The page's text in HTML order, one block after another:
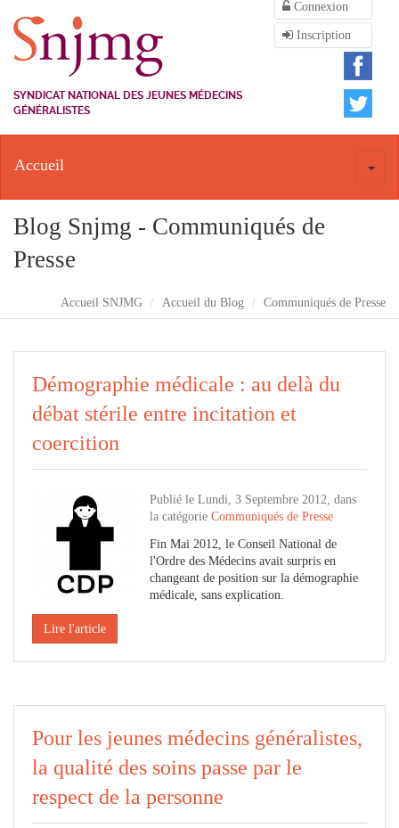
Connexion
Inscription
SYNDICAT NATIONAL DES JEUNES MÉDECINS
GÉNÉRALISTES
Toggle
Accueil
Blog Snjmg - Communiqués de
Presse
Accueil SNJMG Accueil du Blog Communiqués de Presse
Démographie médicale : au delà du
débat stérile entre incitation et
coercition
Publié le Lundi, 3 Septembre 2012, dans
la catégorie Communiqués de Presse
Fin Mai 2012, le Conseil National de
l'Ordre des Médecins avait surpris en
changeant de position sur la démographie
médicale, sans explication.
Lire l'article
Pour les jeunes médecins généralistes,
la qualité des soins passe par le
respect de la personne